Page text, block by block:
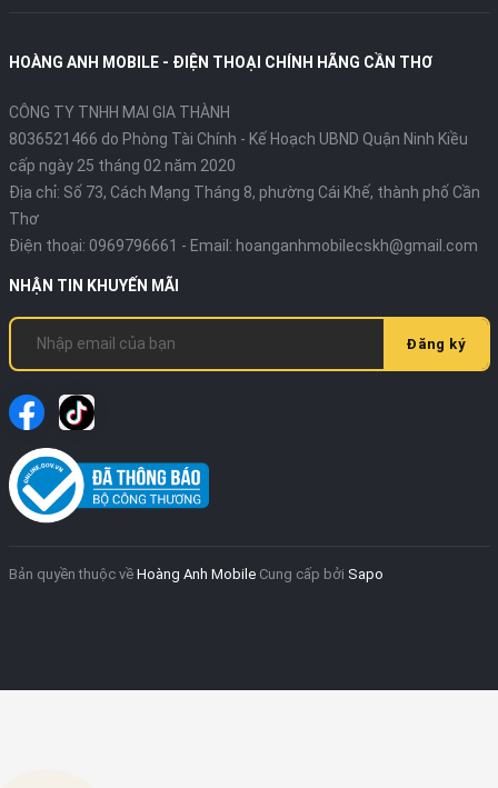
HOÀNG ANH MOBILE - ĐIỆN THOẠI CHÍNH HÃNG CẦN THƠ
CÔNG TY TNHH MAI GIA THÀNH
8036521466 do Phòng Tài Chính - Kế Hoạch UBND Quận Ninh Kiều
cấp ngày 25 tháng 02 năm 2020
Địa chỉ: Số 73, Cách Mạng Tháng 8, phường Cái Khế, thành phố Cần
Thơ
Điện thoại: 0969796661 - Email: hoanganhmobilecskh@gmail.com
NHẬN TIN KHUYẾN MÃI
Đăng ký
Bản quyền thuộc về Hoàng Anh Mobile Cung cấp bởi Sapo